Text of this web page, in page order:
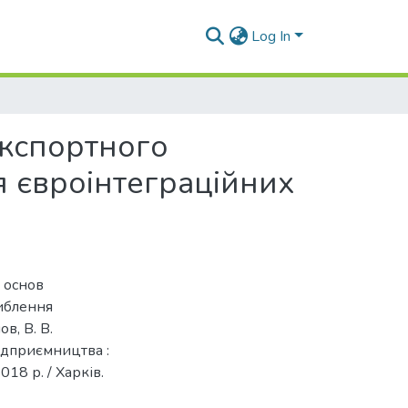
Log In
В. В.
:
р. / Харків.